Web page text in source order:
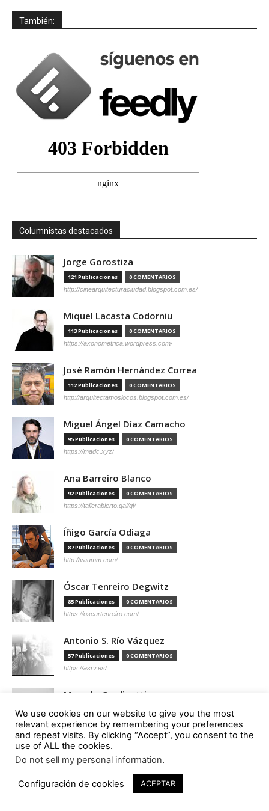
También:
Columnistas destacados
Jorge Gorostiza
121 Publicaciones 0 COMENTARIOS
http://cinearquitecturaciudad.blogspot.com.es/
Miquel Lacasta Codorniu
113 Publicaciones 0 COMENTARIOS
https://axonometrica.wordpress.com/
José Ramón Hernández Correa
112 Publicaciones 0 COMENTARIOS
http://arquitectamoslocos.blogspot.com.es/
Miguel Ángel Díaz Camacho
95 Publicaciones 0 COMENTARIOS
https://madc.xyz/
Ana Barreiro Blanco
92 Publicaciones 0 COMENTARIOS
https://tallerabierto.gal/gl/
Íñigo García Odiaga
87 Publicaciones 0 COMENTARIOS
http://vaumm.com/
Óscar Tenreiro Degwitz
85 Publicaciones 0 COMENTARIOS
https://oscartenreiro.com/
Antonio S. Río Vázquez
57 Publicaciones 0 COMENTARIOS
https://asrv.es/
Marcelo Gardinetti
56 Publicaciones 0 COMENTARIOS
https://marcelogardinetti.com/
José del Carmen Palacios Aguilar
56 Publicaciones 0 COMENTARIOS
We use cookies on our website to give you the most
relevant experience by remembering your preferences
and repeat visits. By clicking “Accept”, you consent to the
use of ALL the cookies.
Do not sell my personal information.
Configuración de cookies ACEPTAR